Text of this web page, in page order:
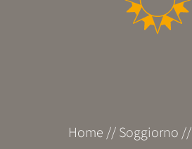
HOTEL SONNENBURG
Home//Soggiorno//